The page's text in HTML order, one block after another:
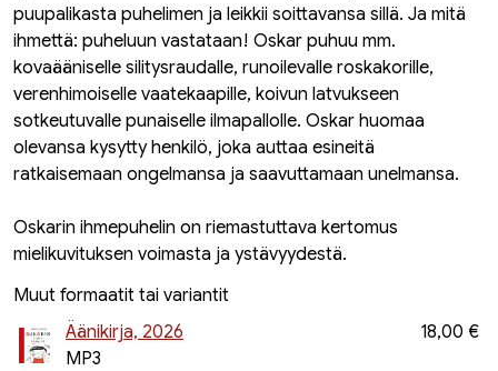
puupalikasta puhelimen ja leikkii soittavansa sillä. Ja mitä
ihmettä: puheluun vastataan! Oskar puhuu mm.
kovaääniselle silitysraudalle, runoilevalle roskakorille,
verenhimoiselle vaatekaapille, koivun latvukseen
sotkeutuvalle punaiselle ilmapallolle. Oskar huomaa
olevansa kysytty henkilö, joka auttaa esineitä
ratkaisemaan ongelmansa ja saavuttamaan unelmansa.
Oskarin ihmepuhelin on riemastuttava kertomus
mielikuvituksen voimasta ja ystävyydestä.
Muut formaatit tai variantit
Äänikirja, 2026
MP3
18,00 €